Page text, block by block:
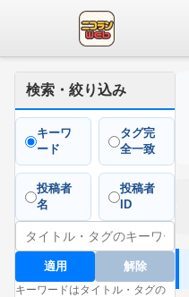
検索・絞り込み
キーワ
ード
タグ完
全一致
投稿者
名
投稿者
ID
適用 解除
キーワードはタイトル・タグの